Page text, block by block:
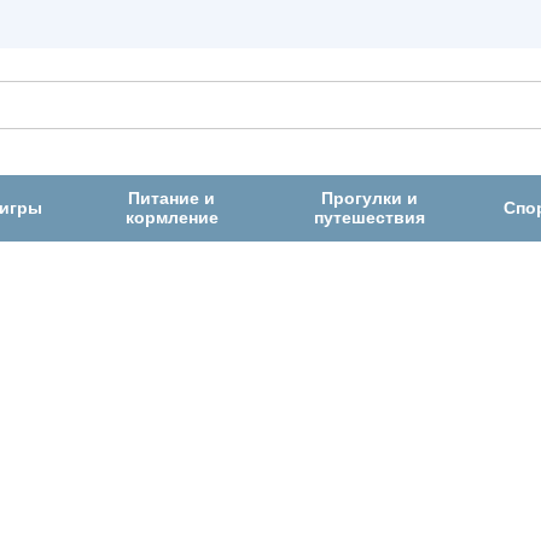
Питание и
кормление
Прогулки и
путешествия